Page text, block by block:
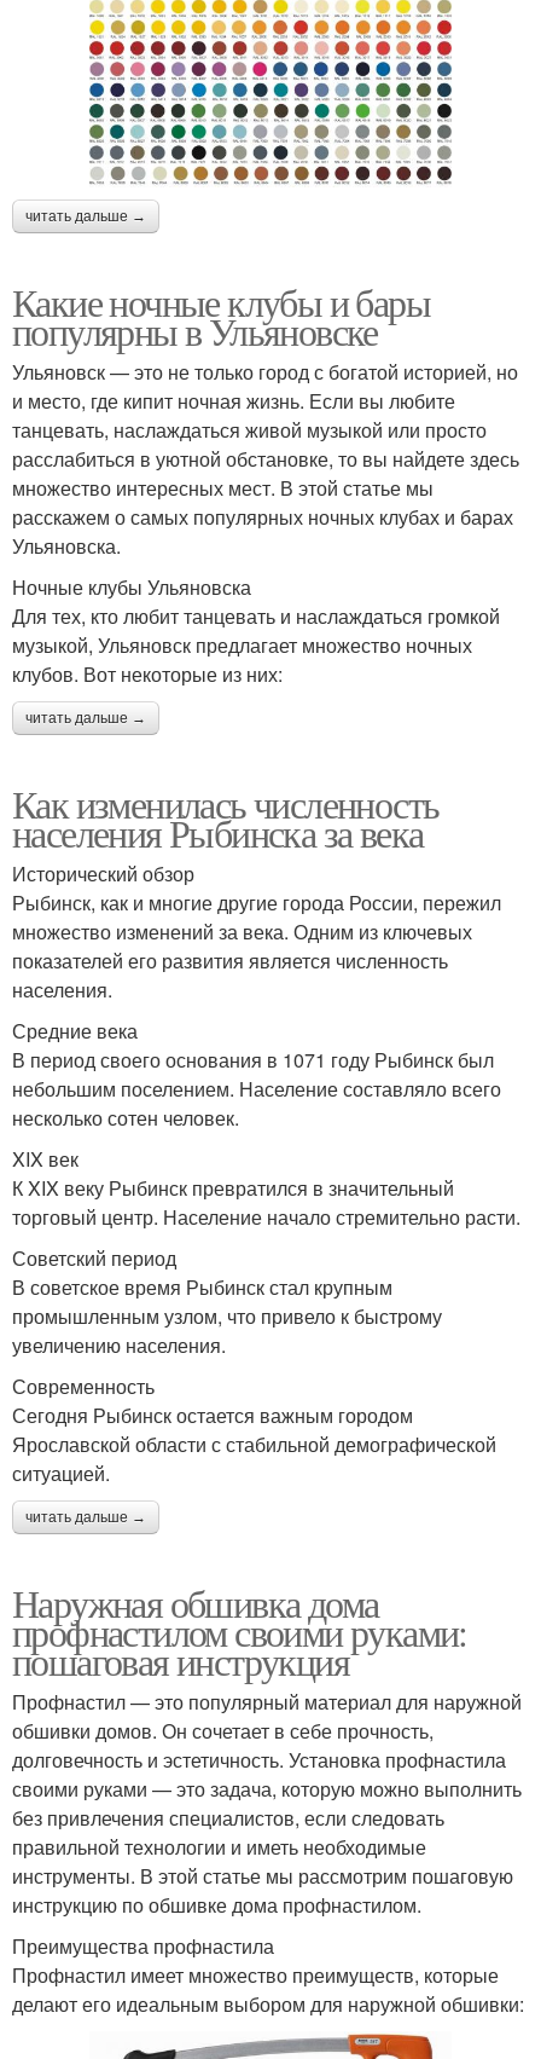
читать дальше →
Какие ночные клубы и бары
популярны в Ульяновске
Ульяновск — это не только город с богатой историей, но
и место, где кипит ночная жизнь. Если вы любите
танцевать, наслаждаться живой музыкой или просто
расслабиться в уютной обстановке, то вы найдете здесь
множество интересных мест. В этой статье мы
расскажем о самых популярных ночных клубах и барах
Ульяновска.
Ночные клубы Ульяновска
Для тех, кто любит танцевать и наслаждаться громкой
музыкой, Ульяновск предлагает множество ночных
клубов. Вот некоторые из них:
читать дальше →
Как изменилась численность
населения Рыбинска за века
Исторический обзор
Рыбинск, как и многие другие города России, пережил
множество изменений за века. Одним из ключевых
показателей его развития является численность
населения.
Средние века
В период своего основания в 1071 году Рыбинск был
небольшим поселением. Население составляло всего
несколько сотен человек.
XIX век
К XIX веку Рыбинск превратился в значительный
торговый центр. Население начало стремительно расти.
Советский период
В советское время Рыбинск стал крупным
промышленным узлом, что привело к быстрому
увеличению населения.
Современность
Сегодня Рыбинск остается важным городом
Ярославской области с стабильной демографической
ситуацией.
читать дальше →
Наружная обшивка дома
профнастилом своими руками:
пошаговая инструкция
Профнастил — это популярный материал для наружной
обшивки домов. Он сочетает в себе прочность,
долговечность и эстетичность. Установка профнастила
своими руками — это задача, которую можно выполнить
без привлечения специалистов, если следовать
правильной технологии и иметь необходимые
инструменты. В этой статье мы рассмотрим пошаговую
инструкцию по обшивке дома профнастилом.
Преимущества профнастила
Профнастил имеет множество преимуществ, которые
делают его идеальным выбором для наружной обшивки: